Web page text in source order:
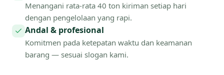
Menangani rata-rata 40 ton kiriman setiap hari
dengan pengelolaan yang rapi.
Andal & profesional
Komitmen pada ketepatan waktu dan keamanan
barang — sesuai slogan kami.